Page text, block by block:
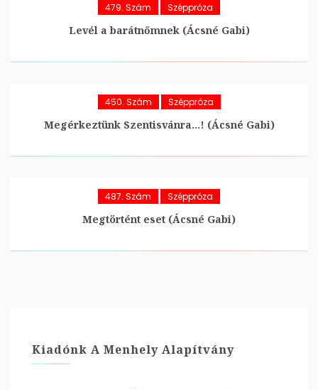
479. Szám Széppróza
Levél a barátnőmnek (Ácsné Gabi)
450. Szám Széppróza
Megérkeztünk Szentisvánra…! (Ácsné Gabi)
487. Szám Széppróza
Megtörtént eset (Ácsné Gabi)
Kiadónk A Menhely Alapítvány